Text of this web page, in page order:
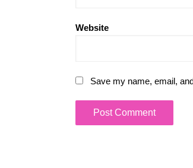
Website
Save my name, email,